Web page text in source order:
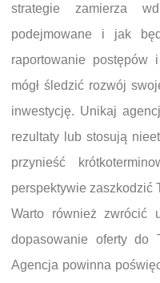
strategie zamierza
podejmowane i jak
raportowanie
mógł śledzić rozwój
inwestycję. Unikaj
rezultaty lub stosują
przynieść
perspektywie zaszkodzić
Warto również zwrócić
dopasowanie oferty do
Agencja powinna